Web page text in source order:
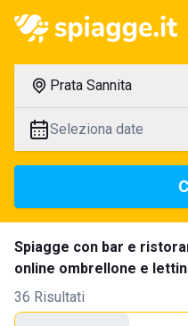
Prata Sannita
Seleziona date
Spiagge con bar e
online ombrellone e
36 Risultati